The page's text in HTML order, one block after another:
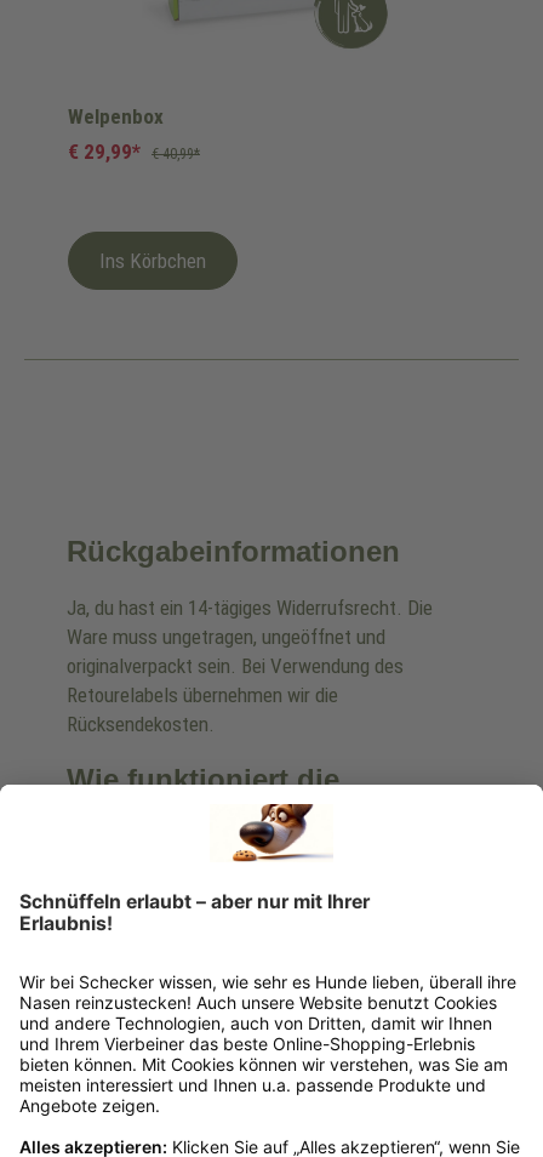
Welpenbox
€ 29,99*
€ 40,99*
Ins Körbchen
Rückgabeinformationen
Ja, du hast ein 14-tägiges Widerrufsrecht. Die
Ware muss ungetragen, ungeöffnet und
originalverpackt sein. Bei Verwendung des
Retourelabels übernehmen wir die
Rücksendekosten.
Wie funktioniert die
Rücksendung?
findest du online. Verpacke die Artikel
anschließend sicher und klebe das
dir in deinem Kundenkonto anfordern. Hast du als
Gast bestellt, schreibe uns eine Email an
verkauf@schecker.de oder rufe zu unseren
Servicezeiten an, dann lassen wir dir ein
Rücksendeetikett zukommen.